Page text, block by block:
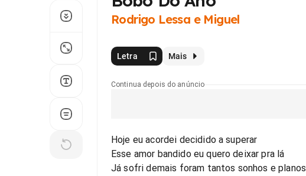
Rodrigo Lessa e Miguel
Letra Mais
Continua depois do anúncio
Hoje eu acordei decidido a superar
Esse amor bandido eu quero deixar pra lá
Já sofri demais foram tantos sonhos e planos